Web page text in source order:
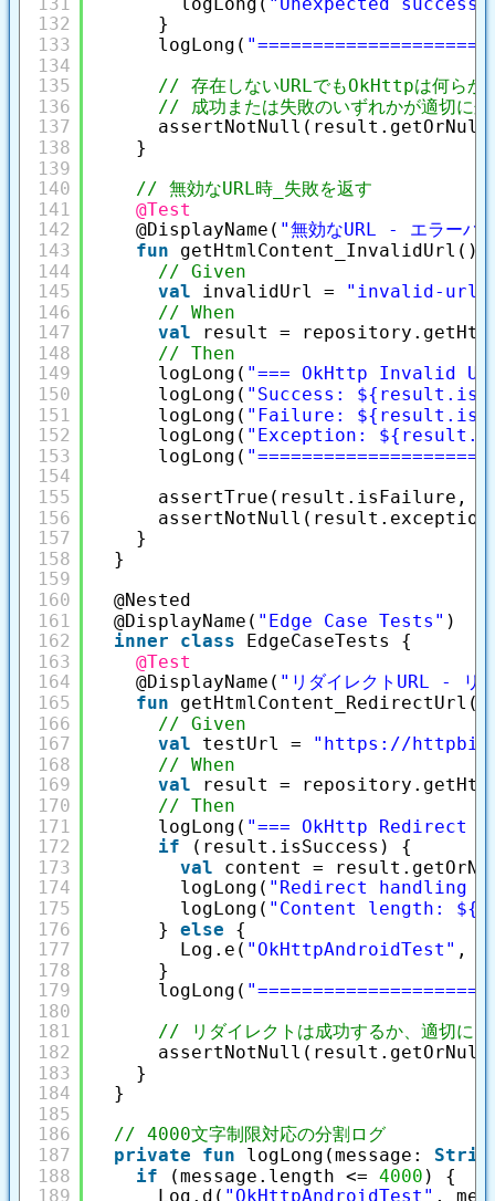
132
133
134
135
136
137
138
139
140
141
142
143
144
145
146
147
148
149
150
151
152
153
154
155
156
157
158
159
160
161
162
163
164
165
166
167
168
169
170
171
172
173
174
175
176
177
178
179
180
181
182
183
184
185
186
187
188
189
}
logLong(
// 存在しないURLでもOkHttpは何らか
// 成功または失敗のいずれかが適切に処
}
// 無効なURL時_失敗を返す
@Test
@DisplayName( "無効なURL - エラーハ
fun
getHtmlContent_InvalidUrl()
// Given
val
invalidUrl =
"invalid-url"
// When
val
result =
// Then
logLong( "=== OkHttp Invalid
logLong( "Success:
logLong( "Failure:
logLong( "Exception:
logLong(
assertTrue(result.isFailure,
}
}
@Nested
@DisplayName( "Edge Case Tests" )
inner
class
EdgeCaseTests {
@Test
@DisplayName( "リダイレクトURL - リ
fun
// Given
val
testUrl = " https://
// When
val
result =
// Then
logLong( "=== OkHttp Redirect
if
(result.isSuccess) {
val
content =
logLong( "Redirect handling
logLong( "Content length:
} else
{
Log.e( "OkHttpAndroidTest" ,
}
logLong(
// リダイレクトは成功するか、適切にエ
}
}
// 4000文字制限対応の分割ログ
private
fun logLong(message:
if
(message.length <= 4000 ) {
Log.d( "OkHttpAndroidTest" ,